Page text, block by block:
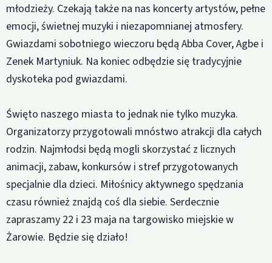
młodzieży. Czekają także na nas koncerty artystów, pełne
emocji, świetnej muzyki i niezapomnianej atmosfery.
Gwiazdami sobotniego wieczoru będą Abba Cover, Agbe i
Zenek Martyniuk. Na koniec odbędzie się tradycyjnie
dyskoteka pod gwiazdami.
Święto naszego miasta to jednak nie tylko muzyka.
Organizatorzy przygotowali mnóstwo atrakcji dla całych
rodzin. Najmłodsi będą mogli skorzystać z licznych
animacji, zabaw, konkursów i stref przygotowanych
specjalnie dla dzieci. Miłośnicy aktywnego spędzania
czasu również znajdą coś dla siebie. Serdecznie
zapraszamy 22 i 23 maja na targowisko miejskie w
Żarowie. Będzie się działo!